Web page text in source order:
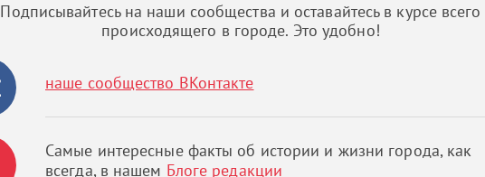
Подписывайтесь на наши сообщества и оставайтесь в курсе всего
происходящего в городе. Это удобно!
наше сообщество ВКонтакте
Самые интересные факты об истории и жизни города, как
всегда, в нашем Блоге редакции